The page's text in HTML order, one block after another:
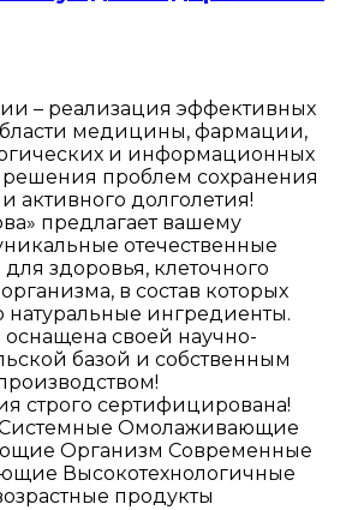
– реализация эффективных
медицины, фармации,
и информационных
решения проблем сохранения
активного долголетия!
предлагает вашему
отечественные
для здоровья, клеточного
в состав которых
натуральные ингредиенты.
своей научно-
базой и собственным
строго сертифицирована!
Системные Омолаживающие
Организм Современные
Высокотехнологичные
продукты